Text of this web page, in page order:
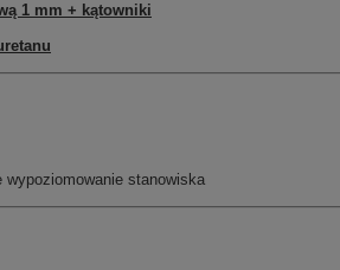
1 mm + kątowniki
wypoziomowanie stanowiska